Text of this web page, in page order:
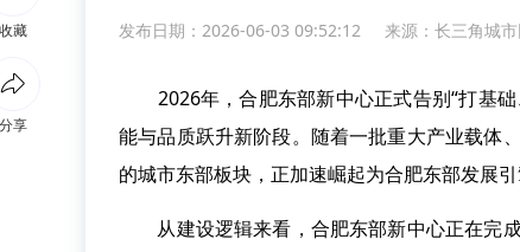
发布日期：2026-06-03 09:52:12 来源： 长三角城
2026年，合肥东部新中心正式告别“打基础
能与品质跃升新阶段。随着一批重大产业载体
的城市东部板块，正加速崛起为合肥东部发展引
从建设逻辑来看，合肥东部新中心正在完
收藏
分享